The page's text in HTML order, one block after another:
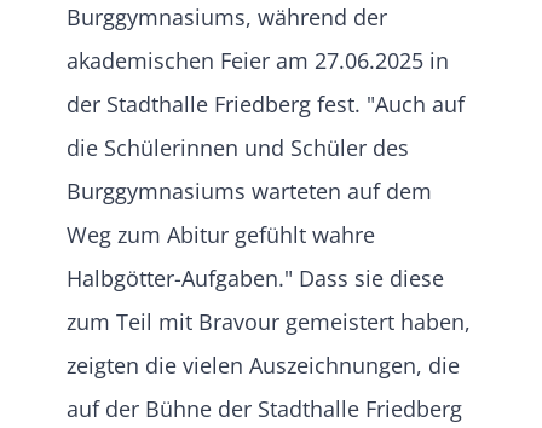
Burggymnasiums, während der
akademischen Feier am 27.06.2025 in
der Stadthalle Friedberg fest. "Auch auf
die Schülerinnen und Schüler des
Burggymnasiums warteten auf dem
Weg zum Abitur gefühlt wahre
Halbgötter-Aufgaben." Dass sie diese
zum Teil mit Bravour gemeistert haben,
zeigten die vielen Auszeichnungen, die
auf der Bühne der Stadthalle Friedberg